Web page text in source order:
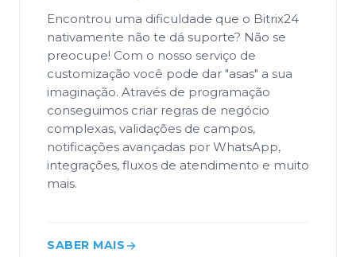
Encontrou uma dificuldade que o Bitrix24
nativamente não te dá suporte? Não se
preocupe! Com o nosso serviço de
customização você pode dar "asas" a sua
imaginação. Através de programação
conseguimos criar regras de negócio
complexas, validações de campos,
notificações avançadas por WhatsApp,
integrações, fluxos de atendimento e muito
mais.
SABER MAIS